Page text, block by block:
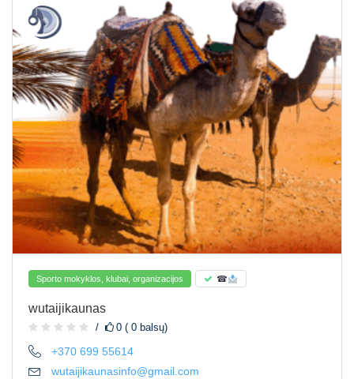
Sporto mokyklos, klubai, organizacijos ☎
wutaijikaunas
0 ( 0 balsų)
+370 699 55614
wutaijikaunasinfo@gmail.com